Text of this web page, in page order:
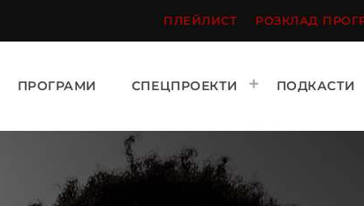
ПЛЕЙЛИСТ РОЗКЛАД
ПРОГРАМИ СПЕЦПРОЕКТИ ПОДКАСТИ